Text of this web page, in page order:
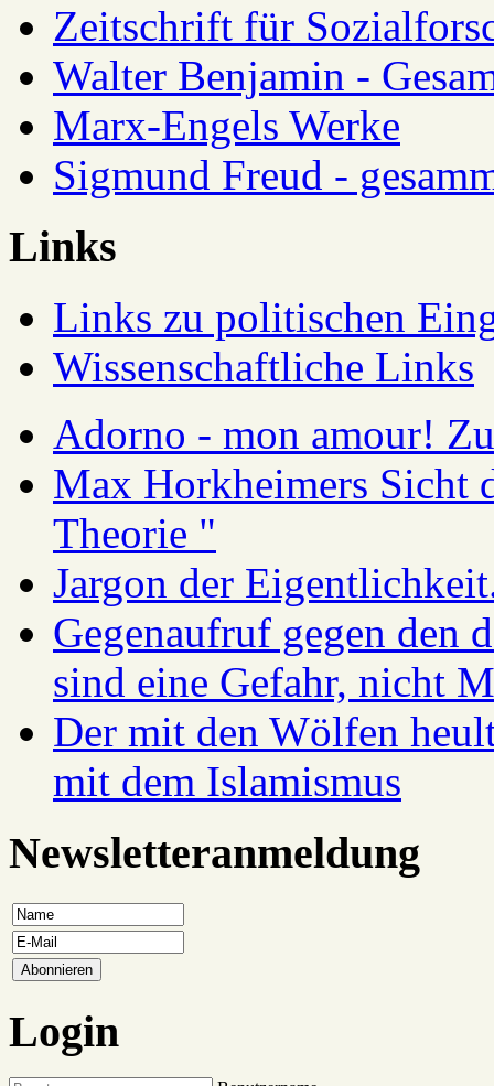
Zeitschrift für
Walter Benjamin -
Marx-Engels Werke
Sigmund Freud -
Links
Links zu politischen
Wissenschaftliche Links
Adorno - mon amour!
Max Horkheimers Sicht
Theorie "
Jargon der
Gegenaufruf gegen den
sind eine Gefahr, nicht
Der mit den Wölfen
mit dem Islamismus
Newsletteranmeldung
Login